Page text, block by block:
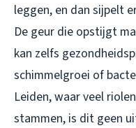
leggen, en dan sijpelt
De geur die opstijgt
kan zelfs
schimmelgroei of
Leiden, waar veel
stammen, is dit geen